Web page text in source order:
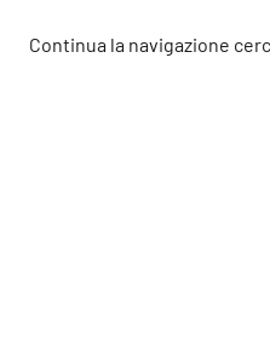
Continua la navigazione